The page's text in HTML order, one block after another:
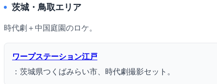
茨城・鳥取エリア
時代劇＋中国庭園のロケ。
ワープステーション江戸
：茨城県つくばみらい市、時代劇撮影セット。